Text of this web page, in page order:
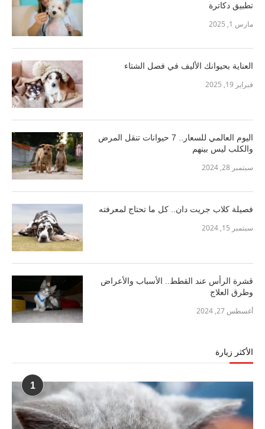
تطبيق دكاترة
مارس 1, 2025
العناية بحيوانك الأليف في فصل الشتاء
فبراير 19, 2025
اليوم العالمي للسعار.. 7 حيوانات تنقل المرض
والكلب ليس بينهم
سبتمبر 28, 2024
فصيلة كلاب جريت دان.. كل ما تحتاج لمعرفته
سبتمبر 15, 2024
قشرة الرأس عند القطط.. الأسباب والأعراض
وطرق العلاج
أغسطس 27, 2024
الأكثر زيارة
1